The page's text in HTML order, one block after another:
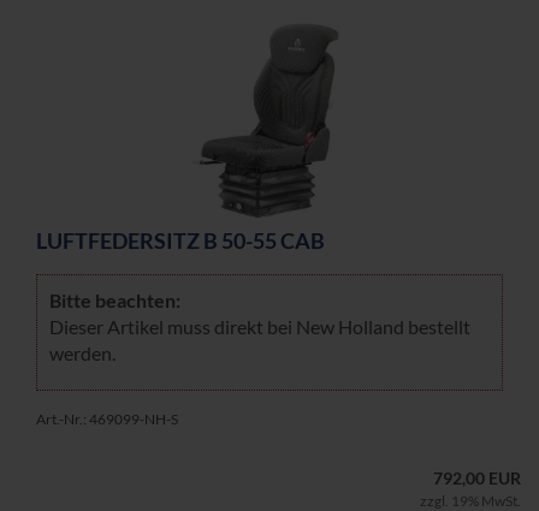
LUFT­FE­DER­SITZ B 50-55 CAB
Bitte be­ach­ten:
Die­ser Ar­ti­kel muss di­rekt bei New Hol­land be­stellt
wer­den.
Art.-Nr.: 469099-NH-S
792,00 EUR
zzgl. 19% MwSt.